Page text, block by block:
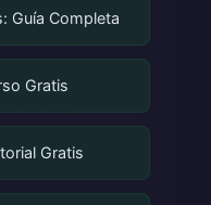
Guía Completa
Gratis
Gratis